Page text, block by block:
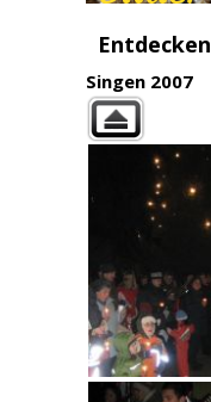
Singen 2007